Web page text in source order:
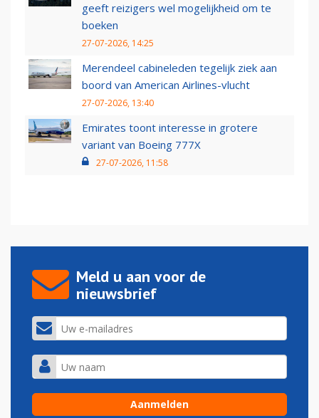
geeft reizigers wel mogelijkheid om te
boeken
27-07-2026, 14:25
Merendeel cabineleden tegelijk ziek aan
boord van American Airlines-vlucht
27-07-2026, 13:40
Emirates toont interesse in grotere
variant van Boeing 777X
27-07-2026, 11:58
Meld u aan voor de
nieuwsbrief